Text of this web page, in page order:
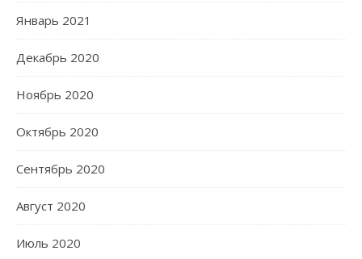
Январь 2021
Декабрь 2020
Ноябрь 2020
Октябрь 2020
Сентябрь 2020
Август 2020
Июль 2020